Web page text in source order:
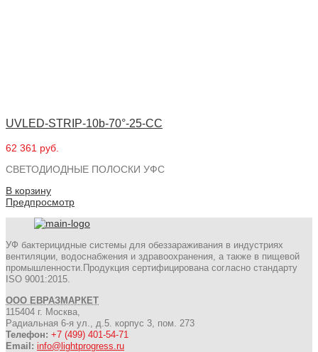
UVLED-STRIP-10b-70°-25-CC
62 361 руб.
СВЕТОДИОДНЫЕ ПОЛОСКИ УФС
В корзину
Предпросмотр
УФ бактерицидные системы для обеззараживания в индустриях
вентиляции, водоснабжения и здравоохранения, а также в пищевой
промышленности.Продукция сертифицирована согласно стандарту
ISO 9001:2015.
ООО ЕВРАЗМАРКЕТ
115404 г. Москва,
Радиальная 6-я ул., д.5. корпус 3, пом. 273
Телефон: +7 (499) 401-54-71
Email: info@lightprogress.ru